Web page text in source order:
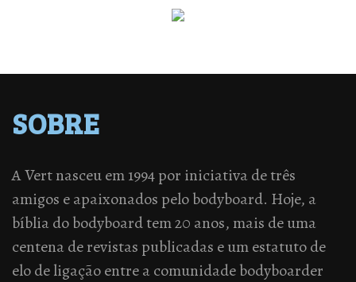
SOBRE
A Vert nasceu em 1994 por iniciativa de três
amigos e apaixonados pelo bodyboard. Hoje, a
bíblia do bodyboard tem 20 anos, mais de uma
centena de revistas publicadas e um estatuto de
elo de ligação entre a comunidade bodyboarder